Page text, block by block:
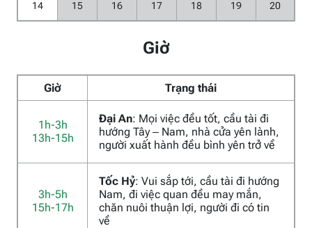
14 15 16 17 18 19 20
Giờ
Giờ Trạng thái
1h-3h
13h-15h
Đại An: Mọi việc đều tốt, cầu tài đi
hướng Tây – Nam, nhà cửa yên lành,
người xuất hành đều bình yên trở về
3h-5h
15h-17h
Tốc Hỷ: Vui sắp tới, cầu tài đi hướng
Nam, đi việc quan đều may mắn,
chăn nuôi thuận lợi, người đi có tin
về